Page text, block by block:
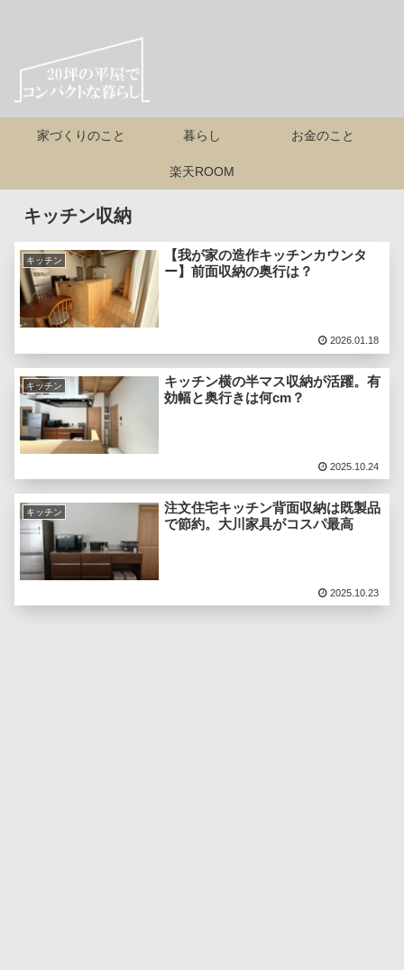
家づくりのこと 暮らし お金のこと
楽天ROOM
キッチン収納
キッチン
【我が家の造作キッチンカウンタ
ー】前面収納の奥行は？
2026.01.18
キッチン
キッチン横の半マス収納が活躍。有
効幅と奥行きは何cm？
2025.10.24
キッチン
注文住宅キッチン背面収納は既製品
で節約。大川家具がコスパ最高
2025.10.23